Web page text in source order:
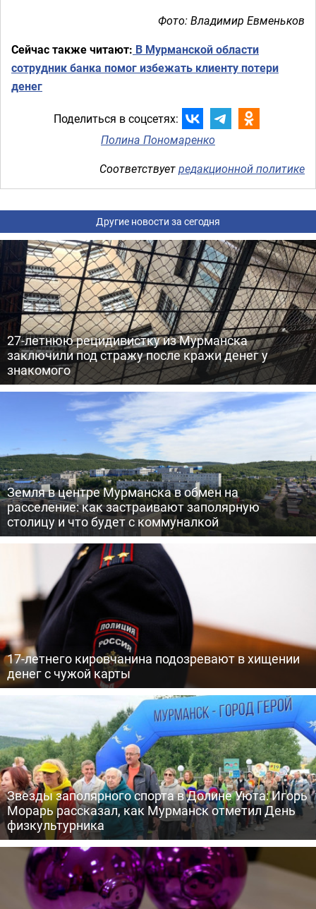
Фото: Владимир Евменьков
Сейчас также читают: В Мурманской области
сотрудник банка помог избежать клиенту потери
денег
Поделиться в соцсетях:
Полина Пономаренко
Соответствуетредакционной политике
Другие новости за сегодня
27-летнюю рецидивистку из Мурманска
заключили под стражу после кражи денег у
знакомого
Земля в центре Мурманска в обмен на
расселение: как застраивают заполярную
столицу и что будет с коммуналкой
17-летнего кировчанина подозревают в хищении
денег с чужой карты
Звезды заполярного спорта в Долине Уюта: Игорь
Морарь рассказал, как Мурманск отметил День
физкультурника